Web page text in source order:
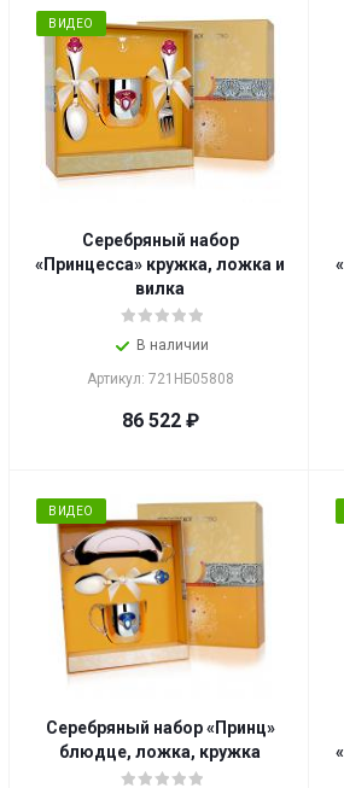
ВИДЕО
Серебряный набор
«Принцесса» кружка, ложка и
вилка
В наличии
Артикул: 721НБ05808
86 522₽
ВИДЕО
Серебряный набор «Принц»
блюдце, ложка, кружка